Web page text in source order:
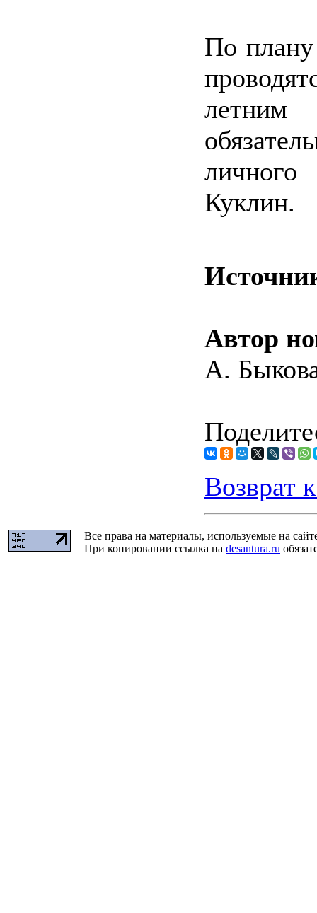
По плану
Куклин.
Автор
А.
Возврат
Все права на материалы, используемые на
При копировании ссылка на desantura.ru